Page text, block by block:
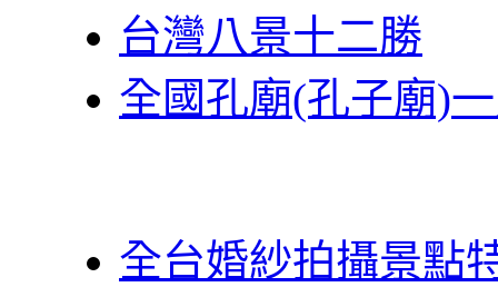
台灣八景十二勝
全國孔廟(孔子廟)
全台婚紗拍攝景點